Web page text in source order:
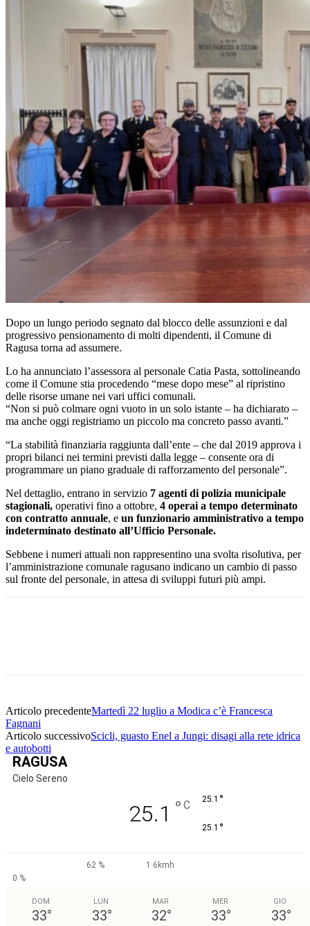
Dopo un lungo periodo segnato dal blocco delle assunzioni e dal
progressivo pensionamento di molti dipendenti, il Comune di
Ragusa torna ad assumere.
Lo ha annunciato l’assessora al personale Catia Pasta, sottolineando
come il Comune stia procedendo “mese dopo mese” al ripristino
delle risorse umane nei vari uffici comunali.
“Non si può colmare ogni vuoto in un solo istante – ha dichiarato –
ma anche oggi registriamo un piccolo ma concreto passo avanti.”
“La stabilità finanziaria raggiunta dall’ente – che dal 2019 approva i
propri bilanci nei termini previsti dalla legge – consente ora di
programmare un piano graduale di rafforzamento del personale”.
Nel dettaglio, entrano in servizio 7 agenti di polizia municipale
stagionali, operativi fino a ottobre, 4 operai a tempo determinato
con contratto annuale, e un funzionario amministrativo a tempo
indeterminato destinato all’Ufficio Personale.
Sebbene i numeri attuali non rappresentino una svolta risolutiva, per
l’amministrazione comunale ragusano indicano un cambio di passo
sul fronte del personale, in attesa di sviluppi futuri più ampi.
Articolo precedenteMartedì 22 luglio a Modica c’è Francesca
Fagnani
Articolo successivoScicli, guasto Enel a Jungi: disagi alla rete idrica
e autobotti
RAGUSA
Cielo Sereno
25.1 ° C 25.1 °
25.1 °
62 %
1.6kmh
0 %
DOM
33°
LUN
33°
MAR
32°
MER
33°
GIO
33°